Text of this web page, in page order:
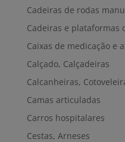
Cadeiras de rodas
Cadeiras e plataformas
Caixas de medicação e
Calçado, Calçadeiras
Calcanheiras,
Camas articuladas
Carros hospitalares
Cestas, Arneses